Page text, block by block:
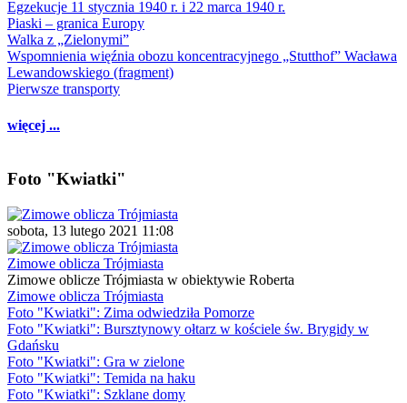
Egzekucje 11 stycznia 1940 r. i 22 marca 1940 r.
Piaski – granica Europy
Walka z „Zielonymi”
Wspomnienia więźnia obozu koncentracyjnego „Stutthof” Wacława
Lewandowskiego (fragment)
Pierwsze transporty
więcej ...
Foto "Kwiatki"
sobota, 13 lutego 2021 11:08
Zimowe oblicza Trójmiasta
Zimowe oblicze Trójmiasta w obiektywie Roberta
Zimowe oblicza Trójmiasta
Foto "Kwiatki": Zima odwiedziła Pomorze
Foto "Kwiatki": Bursztynowy ołtarz w kościele św. Brygidy w
Gdańsku
Foto "Kwiatki": Gra w zielone
Foto "Kwiatki": Temida na haku
Foto "Kwiatki": Szklane domy